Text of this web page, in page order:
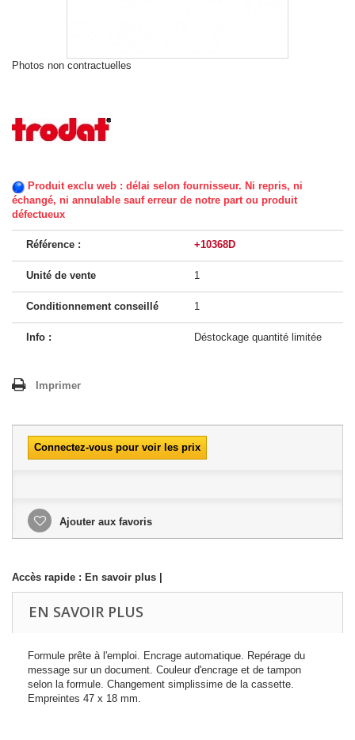
Photos non contractuelles
Produit exclu web : délai selon fournisseur. Ni repris, ni
échangé, ni annulable sauf erreur de notre part ou produit
défectueux
Référence : +10368D
Unité de vente 1
Conditionnement conseillé 1
Info : Déstockage quantité limitée
Imprimer
Connectez-vous pour voir les prix
Ajouter aux favoris
Accès rapide : En savoir plus
EN SAVOIR PLUS
Formule prête à l'emploi. Encrage automatique. Repérage du
message sur un document. Couleur d'encrage et de tampon
selon la formule. Changement simplissime de la cassette.
Empreintes 47 x 18 mm.